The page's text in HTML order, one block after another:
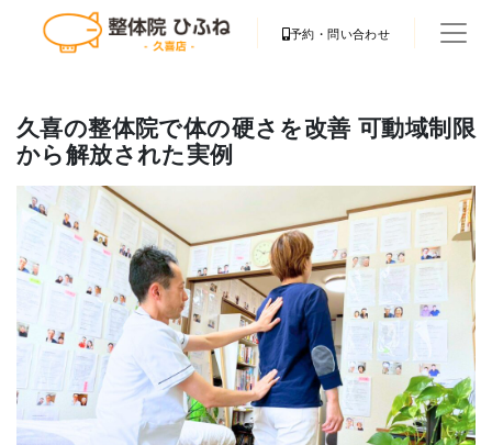
予約・問い合わせ
久喜の整体院で体の硬さを改善 可動域制限
から解放された実例